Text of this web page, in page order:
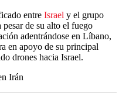
entre Israel y el grupo
pesar de su alto el fuego
adentrándose en Líbano,
en apoyo de su principal
drones hacia Israel.
Irán